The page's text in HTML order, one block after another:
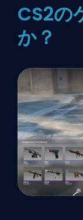
CS2の
か？